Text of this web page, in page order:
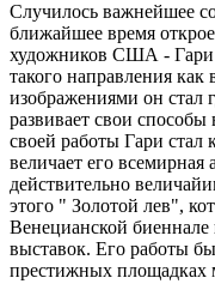
Случилось важнейшее
ближайшее время
художников США - Гари
такого направления
изображениями он стал
развивает свои способы
своей работы Гари стал
величает его всемирная
действительно
этого " Золотой лев",
Венецианской
выставок. Его работы
престижных площадках